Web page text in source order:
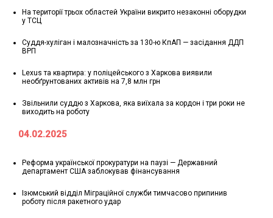
На території трьох областей України викрито незаконні оборудки
у ТСЦ
Суддя-хуліган і малозначність за 130-ю КпАП — засідання ДДП
ВРП
Lexus та квартира: у поліцейського з Харкова виявили
необґрунтованих активів на 7,8 млн грн
Звільнили суддю з Харкова, яка виїхала за кордон і три роки не
виходить на роботу
04.02.2025
Реформа української прокуратури на паузі — Державний
департамент США заблокував фінансування
Ізюмський відділ Міграційної служби тимчасово припинив
роботу після ракетного удар